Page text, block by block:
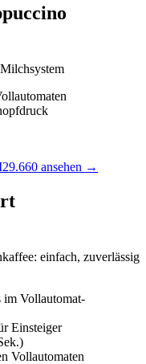
ansehen →
einfach, zuverlässig
im Vollautomat-
Einsteiger
Vollautomaten